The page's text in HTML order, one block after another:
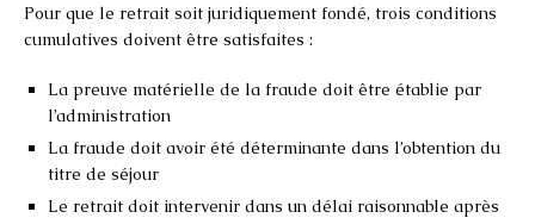
Pour que le retrait soit juridiquement fondé, trois conditions
cumulatives doivent être satisfaites :
La preuve matérielle de la fraude doit être établie par
l’administration
La fraude doit avoir été déterminante dans l’obtention du
titre de séjour
Le retrait doit intervenir dans un délai raisonnable après